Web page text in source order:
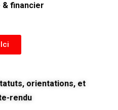
& financier
Ici
orientations, et
rendu